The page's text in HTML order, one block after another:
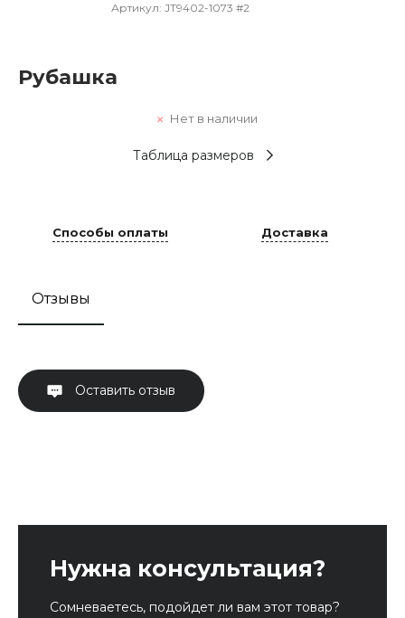
Артикул: JT9402-1073 #2
Рубашка
Нет в наличии
Таблица размеров
Способы оплаты Доставка
Отзывы
Оставить отзыв
Нужна консультация?
Сомневаетесь, подойдет ли вам этот товар?